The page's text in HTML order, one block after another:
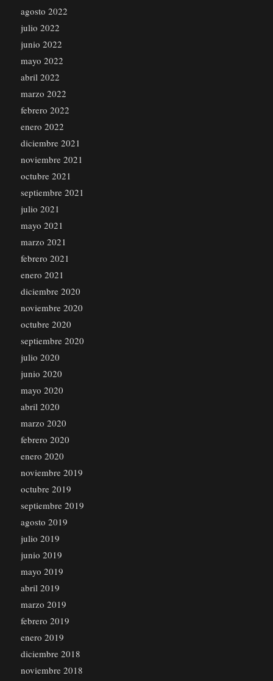
agosto 2022
julio 2022
junio 2022
mayo 2022
abril 2022
marzo 2022
febrero 2022
enero 2022
diciembre 2021
noviembre 2021
octubre 2021
septiembre 2021
julio 2021
mayo 2021
marzo 2021
febrero 2021
enero 2021
diciembre 2020
noviembre 2020
octubre 2020
septiembre 2020
julio 2020
junio 2020
mayo 2020
abril 2020
marzo 2020
febrero 2020
enero 2020
noviembre 2019
octubre 2019
septiembre 2019
agosto 2019
julio 2019
junio 2019
mayo 2019
abril 2019
marzo 2019
febrero 2019
enero 2019
diciembre 2018
noviembre 2018